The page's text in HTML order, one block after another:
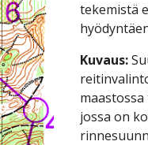
tekemistä
Kuvaus:
jossa on